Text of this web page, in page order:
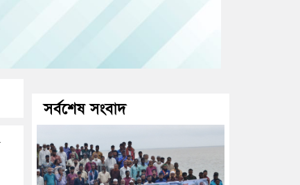
সর্বশেষ সংবাদ